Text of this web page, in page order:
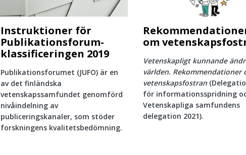
Instruktioner för
Publikationsforum-
klassificeringen 2019
Publikationsforumet (JUFO) är en
av det finländska
vetenskapssamfundet genomförd
nivåindelning av
publiceringskanaler, som stöder
forskningens kvalitetsbedömning.
om
Vetenskapligt kunnande
världen. Rekommendationer
vetenskapsfostran
för informationsspridning
Vetenskapliga samfundens
delegation 2021).